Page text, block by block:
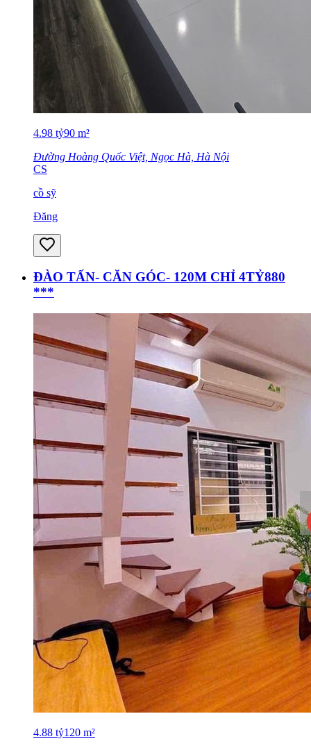
4.98 tỷ90 m²
Đường Hoàng Quốc Việt, Ngọc Hà, Hà Nội
CS
cồ sỹ
Đăng
ĐÀO TẤN- CĂN GÓC- 120M CHỈ 4TỶ880
***
4.88 tỷ120 m²